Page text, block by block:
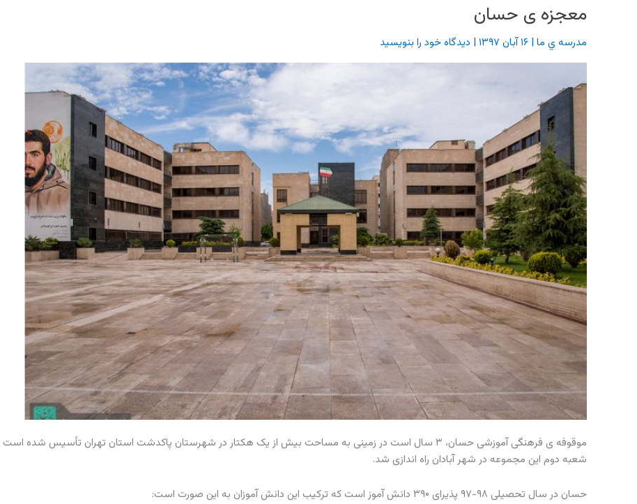
معجزه ی حسان
مدرسه ي ما| ۱۶ آبان ۱۳۹۷ | دیدگاه‌ خود را بنویسید
موقوفه ی فرهنگی آموزشی حسان، ۳ سال است در زمینی به مساحت بیش از یک هکتار در شهرستان پاکدشت استان تهران تأسیس شده
شعبه دوم این مجموعه در شهر آبادان راه اندازی شد.
حسان در سال تحصیلی ۹۸-۹۷ پذیرای ۳۹۰ دانش آموز است که ترکیب این دانش آموزان به این صورت است: